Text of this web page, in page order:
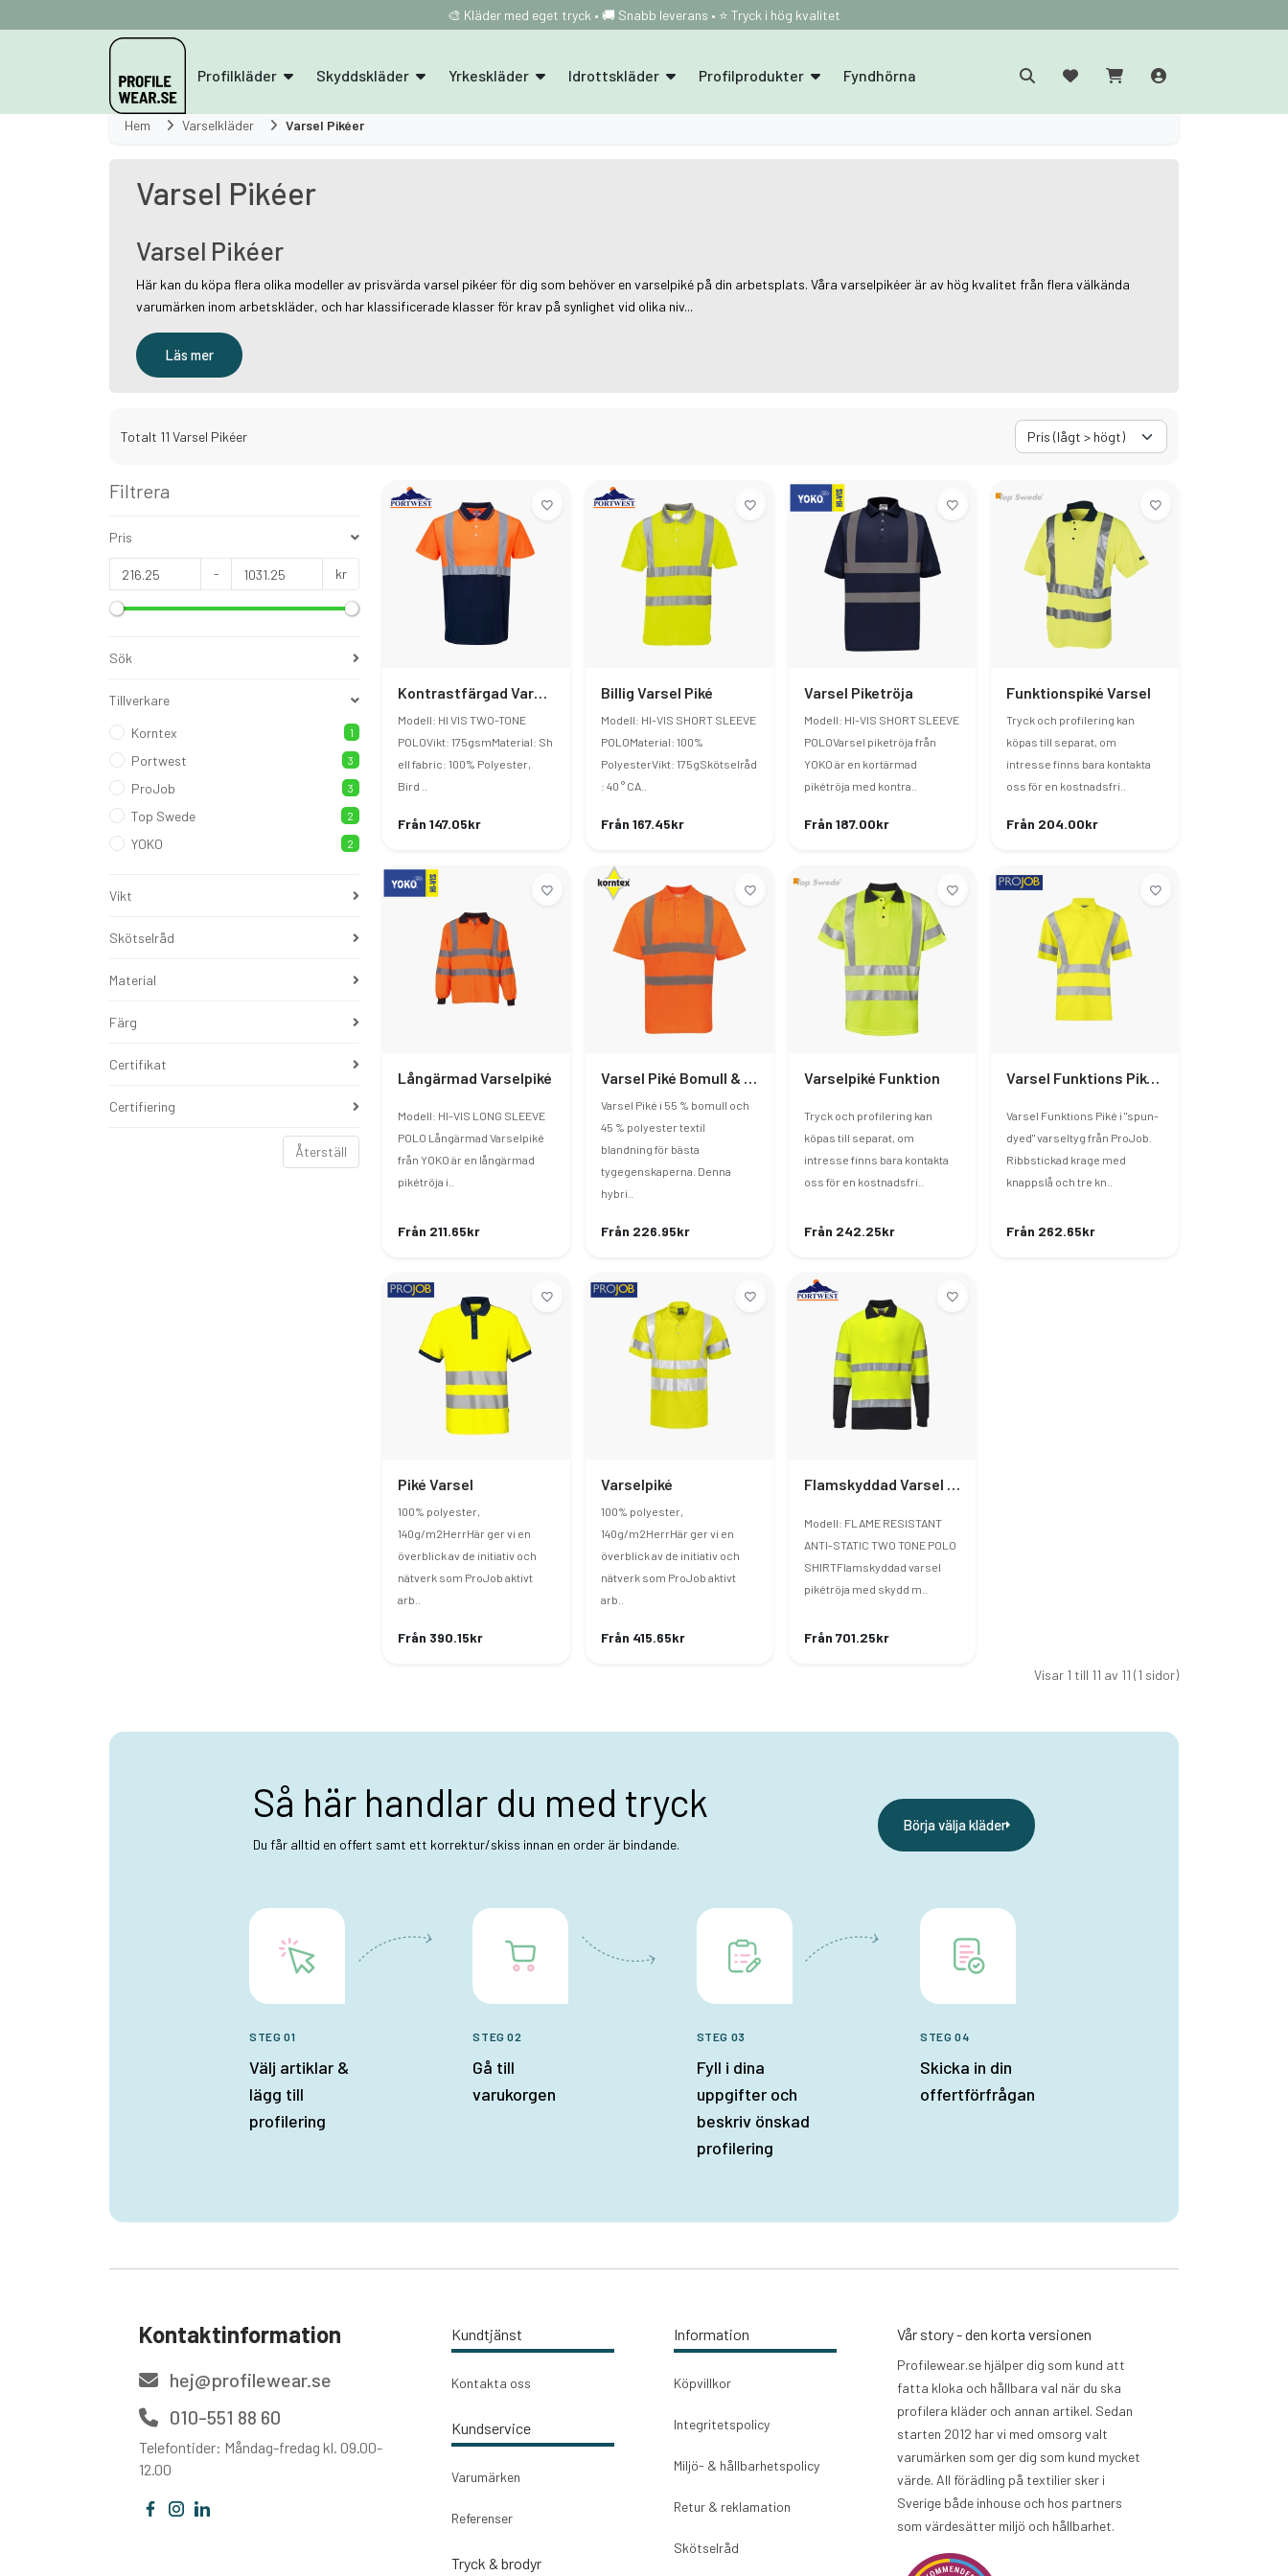
🎨 Kläder med eget tryck • 🚚 Snabb leverans • ⭐ Tryck i hög kvalitet
Profilkläder Skyddskläder Yrkeskläder Idrottskläder Profilprodukter Fyndhörna
Hem Varselkläder Varsel Pikéer
Varsel Pikéer
Varsel Pikéer
Här kan du köpa flera olika modeller av prisvärda varsel pikéer för dig som behöver en varselpiké på din arbetsplats. Våra varselpikéer är av hög kvalitet från flera välkända
varumärken inom arbetskläder, och har klassificerade klasser för krav på synlighet vid olika niv...
Läs mer
Totalt 11 Varsel Pikéer
Filtrera
Pris
- kr
Sök
Tillverkare
Korntex
1
Portwest 3
ProJob 3
Top Swede 2
YOKO 2
Vikt
Skötselråd
Material
Färg
Certifikat
Certifiering
Återställ
Modell: HI VIS TWO-TONE
POLOVikt: 175gsmMaterial: Sh
ell fabric: 100% Polyester,
Bird ..
Från 147.05kr
Billig Varsel Piké
Modell: HI-VIS SHORT SLEEVE
POLOMaterial: 100%
PolyesterVikt: 175gSkötselråd
: 40 ° CA..
Från 167.45kr
Varsel Piketröja
Modell: HI-VIS SHORT SLEEVE
POLOVarsel piketröja från
YOKO är en kortärmad
pikétröja med kontra..
Från 187.00kr
Funktionspiké Varsel
Tryck och profilering kan
köpas till separat, om
intresse finns bara kontakta
oss för en kostnadsfri..
Från 204.00kr
Långärmad Varselpiké
Modell: HI-VIS LONG SLEEVE
POLO Långärmad Varselpiké
från YOKO är en långärmad
pikétröja i..
Från 211.65kr
Varsel Piké i 55 % bomull och
45 % polyester textil
blandning för bästa
tygegenskaperna. Denna
hybri..
Från 226.95kr
Varselpiké Funktion
Tryck och profilering kan
köpas till separat, om
intresse finns bara kontakta
oss för en kostnadsfri..
Från 242.25kr
Varsel Funktions Piké - Klass 3/2
Varsel Funktions Piké i "spun-
dyed" varseltyg från ProJob.
Ribbstickad krage med
knappslå och tre kn..
Från 262.65kr
Piké Varsel
100% polyester,
140g/m2HerrHär ger vi en
överblick av de initiativ och
nätverk som ProJob aktivt
arb..
Från 390.15kr
Varselpiké
100% polyester,
140g/m2HerrHär ger vi en
överblick av de initiativ och
nätverk som ProJob aktivt
arb..
Från 415.65kr
Flamskyddad Varsel Piké
Modell: FLAME RESISTANT
ANTI-STATIC TWO TONE POLO
SHIRTFlamskyddad varsel
pikétröja med skydd m..
Från 701.25kr
Visar 1 till 11 av 11 (1 sidor)
Så här handlar du med tryck
Du får alltid en offert samt ett korrektur/skiss innan en order är bindande.
Börja välja kläder
STEG 01
Välj artiklar &
lägg till
profilering
STEG 02
Gå till
varukorgen
STEG 03
Fyll i dina
uppgifter och
beskriv önskad
profilering
STEG 04
Skicka in din
offertförfrågan
Kontaktinformation
hej@profilewear.se
010-551 88 60
Telefontider: Måndag-fredag kl. 09.00-
12.00
Kundtjänst
Kontakta oss
Kundservice
Varumärken
Referenser
Tryck & brodyr
Information
Köpvillkor
Integritetspolicy
Miljö- & hållbarhetspolicy
Retur & reklamation
Skötselråd
Vår story - den korta versionen
Profilewear.se hjälper dig som kund att
fatta kloka och hållbara val när du ska
profilera kläder och annan artikel. Sedan
starten 2012 har vi med omsorg valt
varumärken som ger dig som kund mycket
värde. All förädling på textilier sker i
Sverige både inhouse och hos partners
som värdesätter miljö och hållbarhet.